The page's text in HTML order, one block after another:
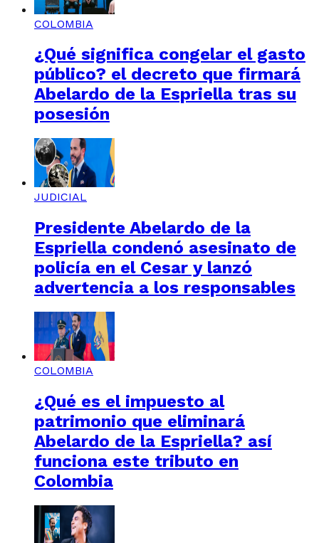
COLOMBIA
¿Qué significa congelar el gasto
público? el decreto que firmará
Abelardo de la Espriella tras su
posesión
JUDICIAL
Presidente Abelardo de la
Espriella condenó asesinato de
policía en el Cesar y lanzó
advertencia a los responsables
COLOMBIA
¿Qué es el impuesto al
patrimonio que eliminará
Abelardo de la Espriella? así
funciona este tributo en
Colombia